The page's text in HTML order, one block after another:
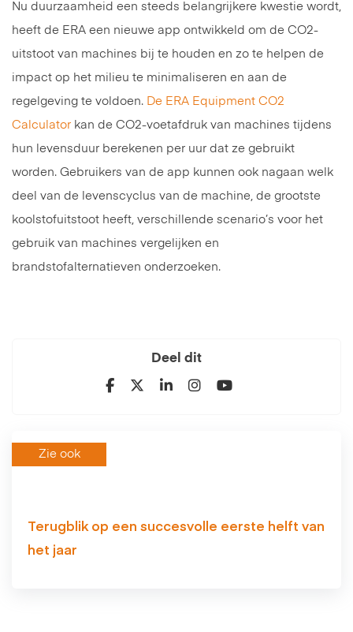
Nu duurzaamheid een steeds belangrijkere kwestie wordt,
heeft de ERA een nieuwe app ontwikkeld om de CO2-
uitstoot van machines bij te houden en zo te helpen de
impact op het milieu te minimaliseren en aan de
regelgeving te voldoen. De ERA Equipment CO2
Calculator kan de CO2-voetafdruk van machines tijdens
hun levensduur berekenen per uur dat ze gebruikt
worden. Gebruikers van de app kunnen ook nagaan welk
deel van de levenscyclus van de machine, de grootste
koolstofuitstoot heeft, verschillende scenario’s voor het
gebruik van machines vergelijken en
brandstofalternatieven onderzoeken.
Deel dit
Zie ook
Terugblik op een succesvolle eerste helft van
het jaar